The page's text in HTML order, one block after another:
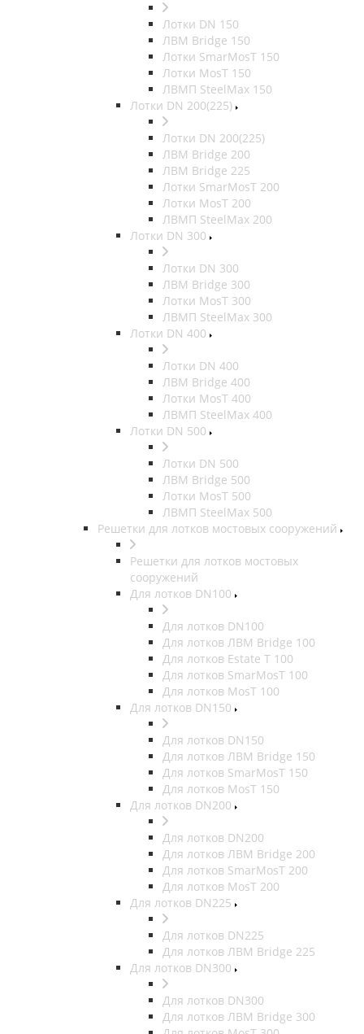
Лотки DN 150
ЛВМ Bridge 150
Лотки SmarMosT 150
Лотки MosT 150
ЛВМП SteelMax 150
Лотки DN 200(225)
Лотки DN 200(225)
ЛВМ Bridge 200
ЛВМ Bridge 225
Лотки SmarMosT 200
Лотки MosT 200
ЛВМП SteelMax 200
Лотки DN 300
Лотки DN 300
ЛВМ Bridge 300
Лотки MosT 300
ЛВМП SteelMax 300
Лотки DN 400
Лотки DN 400
ЛВМ Bridge 400
Лотки MosT 400
ЛВМП SteelMax 400
Лотки DN 500
Лотки DN 500
ЛВМ Bridge 500
Лотки MosT 500
ЛВМП SteelMax 500
Решетки для лотков мостовых сооружений
Решетки для лотков мостовых
сооружений
Для лотков DN100
Для лотков DN100
Для лотков ЛВМ Bridge 100
Для лотков Estate T 100
Для лотков SmarMosT 100
Для лотков MosT 100
Для лотков DN150
Для лотков DN150
Для лотков ЛВМ Bridge 150
Для лотков SmarMosT 150
Для лотков MosT 150
Для лотков DN200
Для лотков DN200
Для лотков ЛВМ Bridge 200
Для лотков SmarMosT 200
Для лотков MosT 200
Для лотков DN225
Для лотков DN225
Для лотков ЛВМ Bridge 225
Для лотков DN300
Для лотков DN300
Для лотков ЛВМ Bridge 300